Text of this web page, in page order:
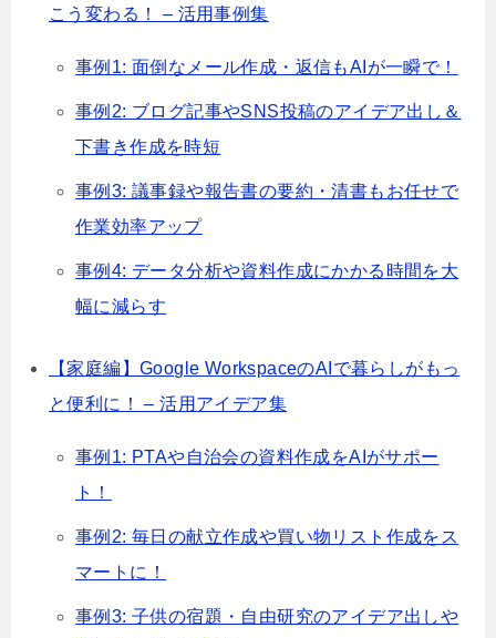
こう変わる！ – 活用事例集
事例1: 面倒なメール作成・返信もAIが一瞬で！
事例2: ブログ記事やSNS投稿のアイデア出し＆
下書き作成を時短
事例3: 議事録や報告書の要約・清書もお任せで
作業効率アップ
事例4: データ分析や資料作成にかかる時間を大
幅に減らす
【家庭編】Google WorkspaceのAIで暮らしがもっ
と便利に！ – 活用アイデア集
事例1: PTAや自治会の資料作成をAIがサポー
ト！
事例2: 毎日の献立作成や買い物リスト作成をス
マートに！
事例3: 子供の宿題・自由研究のアイデア出しや